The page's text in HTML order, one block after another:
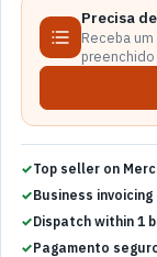
Precisa
Receba
preenchido
Top seller on
Business
Dispatch within 1
Pagamento